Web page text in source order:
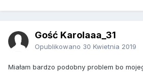
Gość Karolaaa_31
Opublikowano 30 Kwietnia 2019
Miałam bardzo podobny problem bo